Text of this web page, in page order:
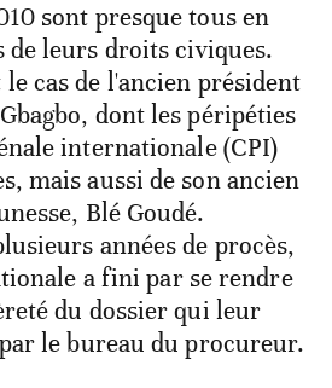
sont presque tous en
de leurs droits civiques.
cas de l'ancien président
dont les péripéties
internationale (CPI)
mais aussi de son ancien
Blé Goudé.
années de procès,
a fini par se rendre
du dossier qui leur
le bureau du procureur.